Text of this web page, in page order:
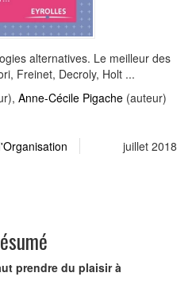
alternatives. Le meilleur des
Freinet, Decroly, Holt ...
Anne-Cécile Pigache(auteur)
juillet 2018
prendre du plaisir à